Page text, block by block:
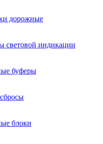
дорожные
световой индикации
буферы
блоки